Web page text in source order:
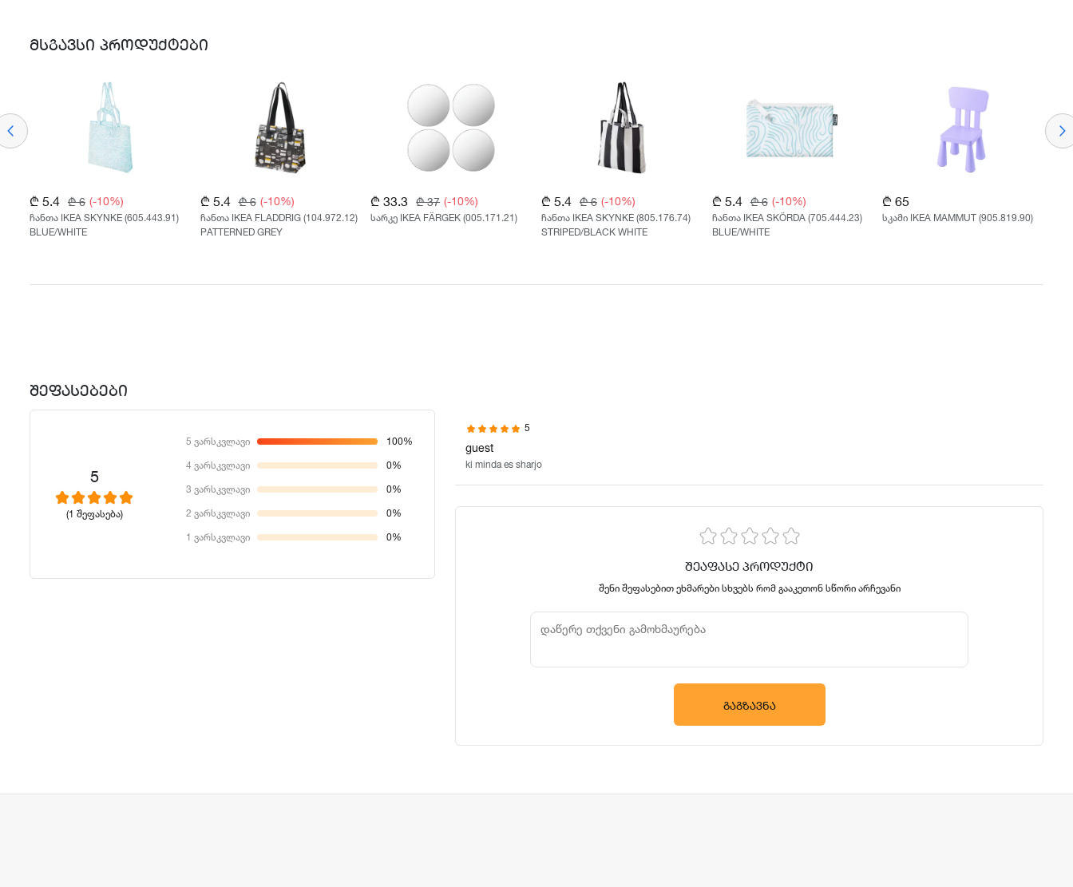
ᲛᲡᲒᲐᲕᲡᲘ ᲞᲠᲝᲓᲣᲥᲢᲔᲑᲘ
₾ 5.4 ₾ 6 (-10%)
ჩანთა IKEA SKYNKE (605.443.91)
BLUE/WHITE
₾ 5.4 ₾ 6 (-10%)
ჩანთა IKEA FLADDRIG (104.972.12)
PATTERNED GREY
₾ 33.3 ₾ 37 (-10%)
სარკე IKEA FÄRGEK (005.171.21)
₾ 5.4 ₾ 6 (-10%)
ჩანთა IKEA SKYNKE (805.176.74)
STRIPED/BLACK WHITE
₾ 5.4 ₾ 6 (-10%)
ჩანთა IKEA SKÖRDA (705.444.23)
BLUE/WHITE
₾ 65
სკამი IKEA MAMMUT (905.819.90)
ᲨᲔᲤᲐᲡᲔᲑᲔᲑᲘ
5
(1 შეფასება)
5 ვარსკვლავი
100%
4 ვარსკვლავი
0%
3 ვარსკვლავი
0%
2 ვარსკვლავი
0%
1 ვარსკვლავი
0%
5
guest
ki minda es sharjo
ᲨᲔᲐᲤᲐᲡᲔ ᲞᲠᲝᲓᲣᲥᲢᲘ
შენი შეფასებით ეხმარები სხვებს რომ გააკეთონ სწორი არჩევანი
ᲒᲐᲒᲖᲐᲕᲜᲐ